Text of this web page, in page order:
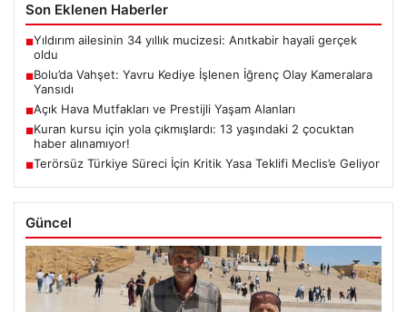
Son Eklenen Haberler
■Yıldırım ailesinin 34 yıllık mucizesi: Anıtkabir hayali gerçek
oldu
■Bolu’da Vahşet: Yavru Kediye İşlenen İğrenç Olay Kameralara
Yansıdı
■Açık Hava Mutfakları ve Prestijli Yaşam Alanları
■Kuran kursu için yola çıkmışlardı: 13 yaşındaki 2 çocuktan
haber alınamıyor!
■Terörsüz Türkiye Süreci İçin Kritik Yasa Teklifi Meclis’e Geliyor
Güncel